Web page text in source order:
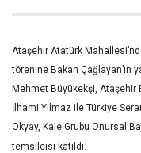
Ataşehir Atatürk
törenine Bakan Çağlayan’ın
Mehmet Büyükekşi, Ataşehir
İlhami Yılmaz ile Türkiye
Okyay, Kale Grubu Onursal
temsilcisi katıldı.